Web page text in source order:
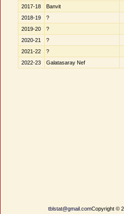
2017-18
Banvit
2018-19
?
2019-20
?
2020-21
?
2021-22
?
2022-23
Galatasaray Nef
tblstat@gmail.comCopyright ©